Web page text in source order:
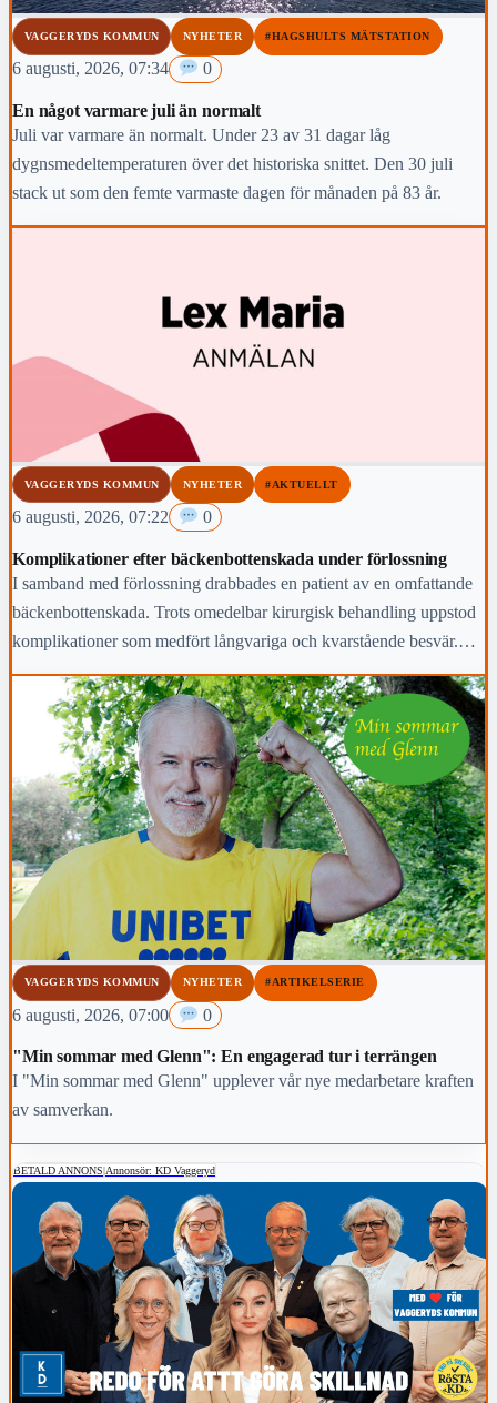
VAGGERYDS KOMMUN NYHETER #HAGSHULTS MÄTSTATION
6 augusti, 2026, 07:34 0
En något varmare juli än normalt
Juli var varmare än normalt. Under 23 av 31 dagar låg
dygnsmedeltemperaturen över det historiska snittet. Den 30 juli
stack ut som den femte varmaste dagen för månaden på 83 år.
VAGGERYDS KOMMUN NYHETER #AKTUELLT
6 augusti, 2026, 07:22 0
Komplikationer efter bäckenbottenskada under förlossning
I samband med förlossning drabbades en patient av en omfattande
bäckenbottenskada. Trots omedelbar kirurgisk behandling uppstod
komplikationer som medfört långvariga och kvarstående besvär.
Region Jönköpings län anmäler händelsen för prövning enligt lex
VAGGERYDS KOMMUN NYHETER #ARTIKELSERIE
6 augusti, 2026, 07:00 0
"Min sommar med Glenn": En engagerad tur i terrängen
I "Min sommar med Glenn" upplever vår nye medarbetare kraften
av samverkan.
BETALD ANNONS|Annonsör: KD Vaggeryd